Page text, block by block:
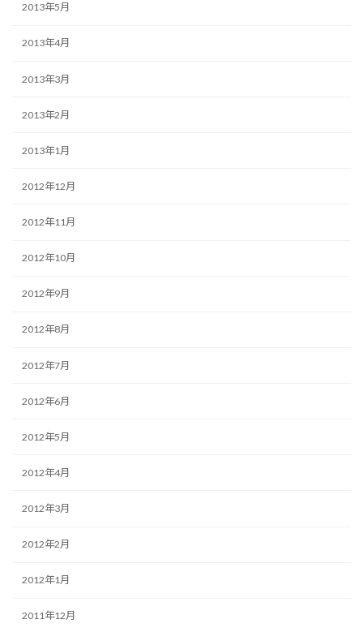
2013年5月
2013年4月
2013年3月
2013年2月
2013年1月
2012年12月
2012年11月
2012年10月
2012年9月
2012年8月
2012年7月
2012年6月
2012年5月
2012年4月
2012年3月
2012年2月
2012年1月
2011年12月